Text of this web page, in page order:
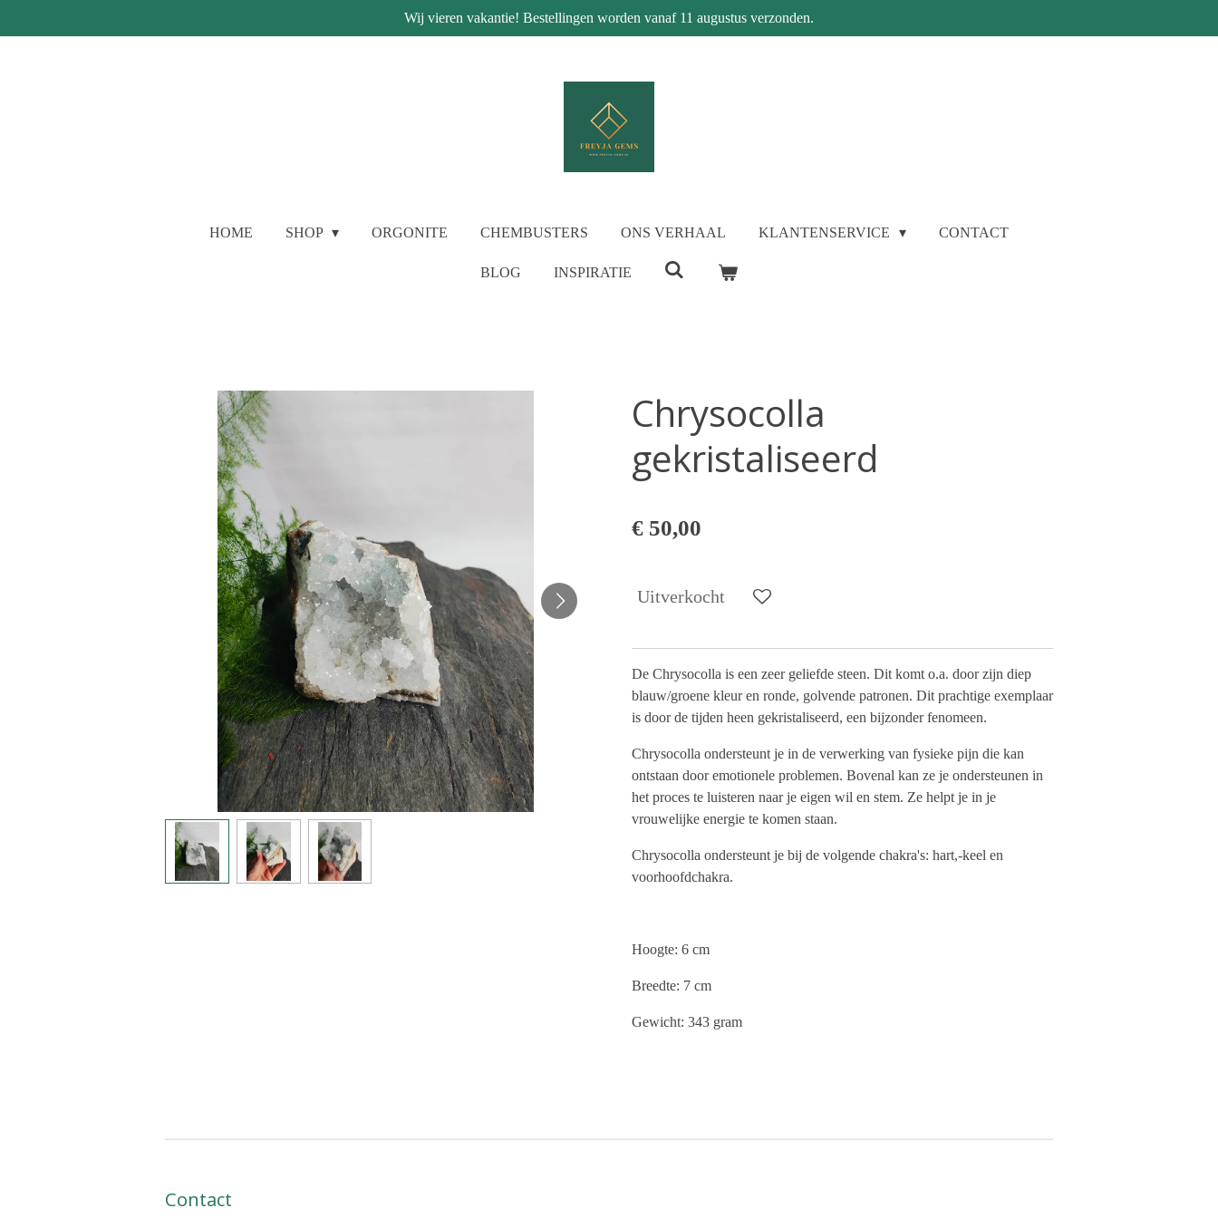
direct
Wij vieren vakantie! Bestellingen worden vanaf 11 augustus verzonden.
HOME SHOP ORGONITE CHEMBUSTERS ONS VERHAAL KLANTENSERVICE CONTACT
BLOG INSPIRATIE
Chrysocolla
gekristaliseerd
€ 50,00
Uitverkocht
De Chrysocolla is een zeer geliefde steen. Dit komt o.a. door zijn diep
blauw/groene kleur en ronde, golvende patronen. Dit prachtige exemplaar
is door de tijden heen gekristaliseerd, een bijzonder fenomeen.
Chrysocolla ondersteunt je in de verwerking van fysieke pijn die kan
ontstaan door emotionele problemen. Bovenal kan ze je ondersteunen in
het proces te luisteren naar je eigen wil en stem. Ze helpt je in je
vrouwelijke energie te komen staan.
Chrysocolla ondersteunt je bij de volgende chakra's: hart,-keel en
voorhoofdchakra.
Hoogte: 6 cm
Breedte: 7 cm
Gewicht: 343 gram
Contact